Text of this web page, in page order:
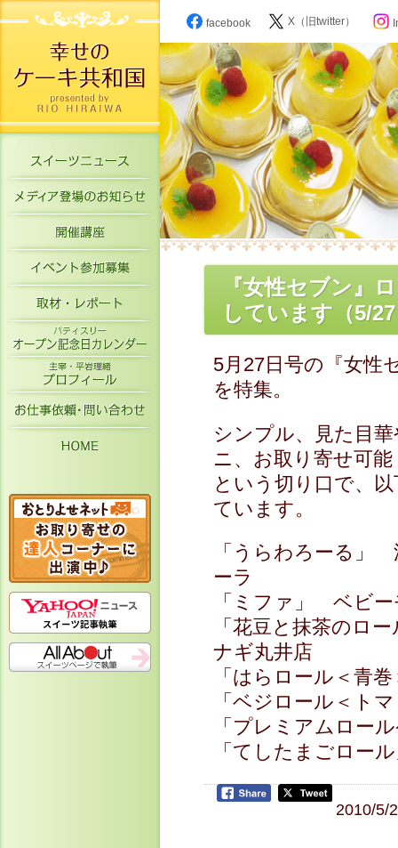
スイーツニュース
メディア登場のお知らせ
開催講座
イベント参加募集
取材・レポート
パティスリーオープン記念日カレン
主宰・平岩理緒プロフィール
お仕事依頼・お問い合わせ
facebook X（旧twitter）
『女性セブン』
しています（5/
5月27日号の『女性
を特集。
シンプル、見た目
ニ、お取り寄せ可能
という切り口で、
ています。
「うらわろーる
ーラ
「ミファ」 ベビ
「花豆と抹茶のロ
ナギ丸井店
「はらロール＜青
「ベジロール＜ト
「プレミアムロー
「てしたまごロー
2010/5/